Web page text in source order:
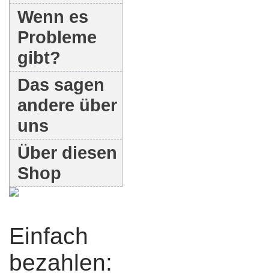
Wenn es
Probleme
gibt?
Das sagen
andere über
uns
Über diesen
Shop
Einfach
bezahlen: